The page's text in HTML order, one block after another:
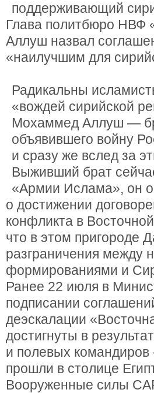
поддерживающий
Глава политбюро
Аллуш назвал
«наилучшим для
Радикальны
«вождей сирийской
Мохаммед Аллуш —
объявившего войну
и сразу же вслед за
Выживший брат
«Армии Ислама», он
о достижении
конфликта в
что в этом пригороде
разграничения между
формированиями и
Ранее 22 июля в
подписании
деэскалации
достигнуты в
и полевых
прошли в столице
Вооруженные силы